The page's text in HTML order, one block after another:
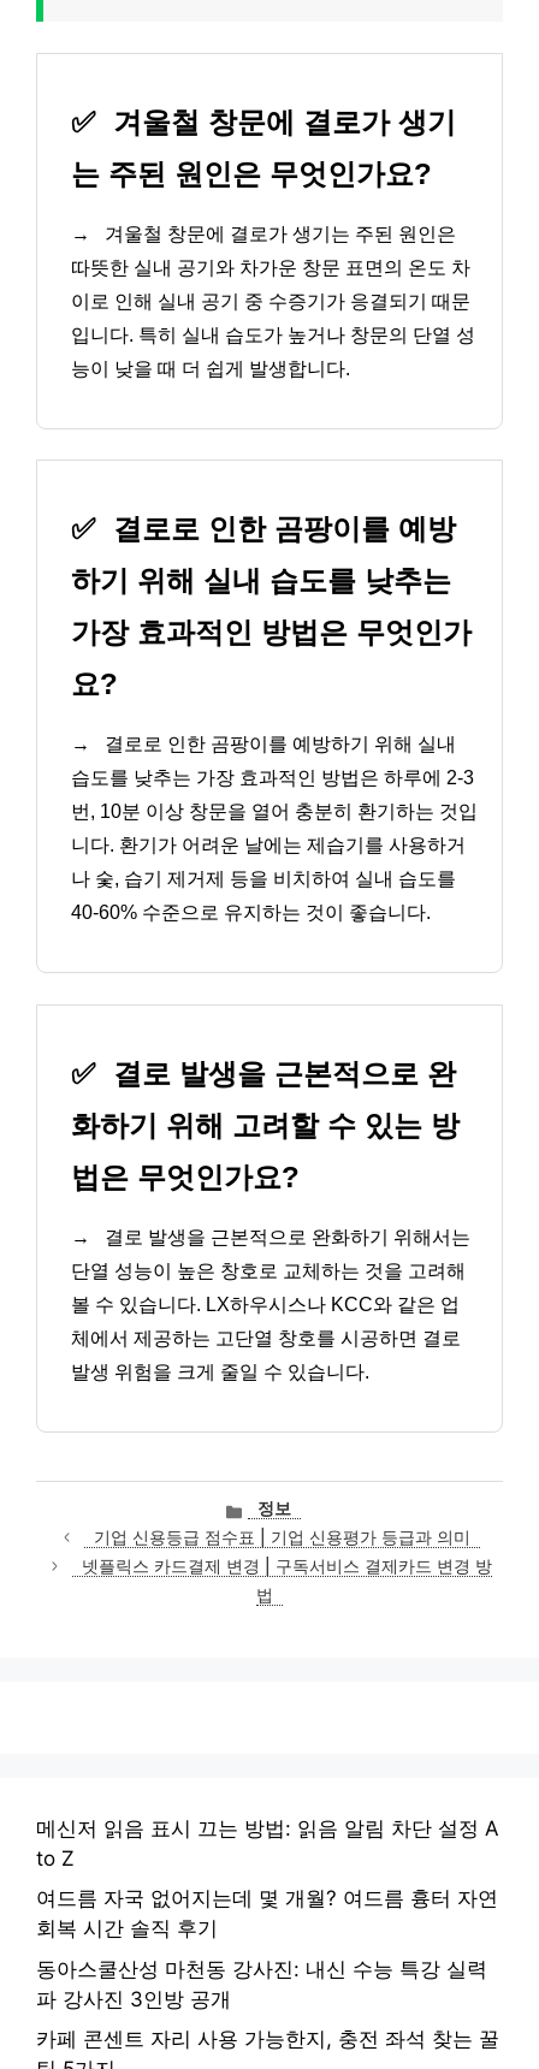
✅ 겨울철 창문에 결로가 생기
는 주된 원인은 무엇인가요?
→
겨울철 창문에 결로가 생기는 주된 원인은
따뜻한 실내 공기와 차가운 창문 표면의 온도 차
이로 인해 실내 공기 중 수증기가 응결되기 때문
입니다. 특히 실내 습도가 높거나 창문의 단열 성
능이 낮을 때 더 쉽게 발생합니다.
✅
결로로 인한 곰팡이를 예방
하기 위해 실내 습도를 낮추는
가장 효과적인 방법은 무엇인가
요?
→
결로로 인한 곰팡이를 예방하기 위해 실내
습도를 낮추는 가장 효과적인 방법은 하루에 2-3
번, 10분 이상 창문을 열어 충분히 환기하는 것입
니다. 환기가 어려운 날에는 제습기를 사용하거
나 숯, 습기 제거제 등을 비치하여 실내 습도를
40-60% 수준으로 유지하는 것이 좋습니다.
✅
결로 발생을 근본적으로 완
화하기 위해 고려할 수 있는 방
법은 무엇인가요?
→
결로 발생을 근본적으로 완화하기 위해서는
단열 성능이 높은 창호로 교체하는 것을 고려해
볼 수 있습니다. LX하우시스나 KCC와 같은 업
체에서 제공하는 고단열 창호를 시공하면 결로
발생 위험을 크게 줄일 수 있습니다.
카
테
고
리
정보
기업 신용등급 점수표 | 기업 신용평가 등급과 의미
넷플릭스 카드결제 변경 | 구독서비스 결제카드 변경 방
법
메신저 읽음 표시 끄는 방법: 읽음 알림 차단 설정 A
to Z
여드름 자국 없어지는데 몇 개월? 여드름 흉터 자연
회복 시간 솔직 후기
동아스쿨산성 마천동 강사진: 내신 수능 특강 실력
파 강사진 3인방 공개
카페 콘센트 자리 사용 가능한지, 충전 좌석 찾는 꿀